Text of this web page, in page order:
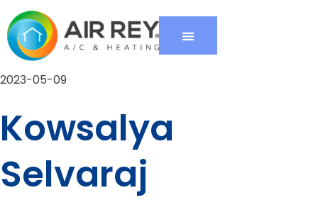
2023-05-09
Kowsalya
Selvaraj